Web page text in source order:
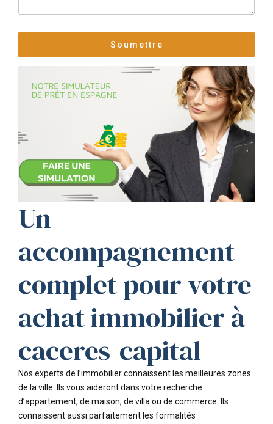
Un
accompagnement
complet pour votre
achat immobilier à
caceres-capital
Nos experts de l’immobilier connaissent les meilleures zones
de la ville. Ils vous aideront dans votre recherche
d’appartement, de maison, de villa ou de commerce. Ils
connaissent aussi parfaitement les formalités